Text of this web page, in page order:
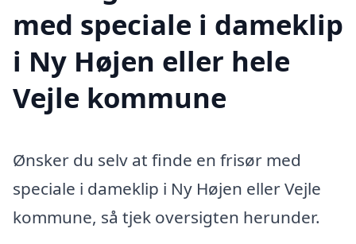
med speciale i dameklip
i Ny Højen eller hele
Vejle kommune
Ønsker du selv at finde en frisør med
speciale i dameklip i Ny Højen eller Vejle
kommune, så tjek oversigten herunder.